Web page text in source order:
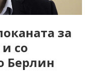
за
со
Берлин